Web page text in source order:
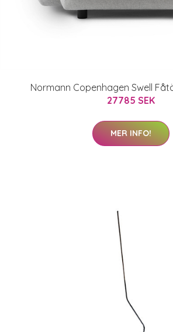
Normann Copenhagen Swell
27785 SEK
MER INFO!